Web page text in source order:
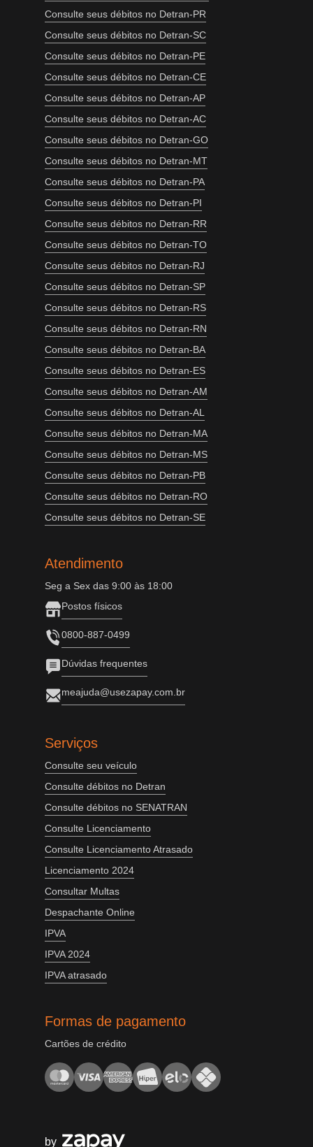
Consulte seus débitos no Detran-PR
Consulte seus débitos no Detran-SC
Consulte seus débitos no Detran-PE
Consulte seus débitos no Detran-CE
Consulte seus débitos no Detran-AP
Consulte seus débitos no Detran-AC
Consulte seus débitos no Detran-GO
Consulte seus débitos no Detran-MT
Consulte seus débitos no Detran-PA
Consulte seus débitos no Detran-PI
Consulte seus débitos no Detran-RR
Consulte seus débitos no Detran-TO
Consulte seus débitos no Detran-RJ
Consulte seus débitos no Detran-SP
Consulte seus débitos no Detran-RS
Consulte seus débitos no Detran-RN
Consulte seus débitos no Detran-BA
Consulte seus débitos no Detran-ES
Consulte seus débitos no Detran-AM
Consulte seus débitos no Detran-AL
Consulte seus débitos no Detran-MA
Consulte seus débitos no Detran-MS
Consulte seus débitos no Detran-PB
Consulte seus débitos no Detran-RO
Consulte seus débitos no Detran-SE
Atendimento
Seg a Sex das 9:00 às 18:00
Postos físicos
0800-887-0499
Dúvidas frequentes
meajuda@usezapay.com.br
Serviços
Consulte seu veículo
Consulte débitos no Detran
Consulte débitos no SENATRAN
Consulte Licenciamento
Consulte Licenciamento Atrasado
Licenciamento 2024
Consultar Multas
Despachante Online
IPVA
IPVA 2024
IPVA atrasado
Formas de pagamento
Cartões de crédito
by